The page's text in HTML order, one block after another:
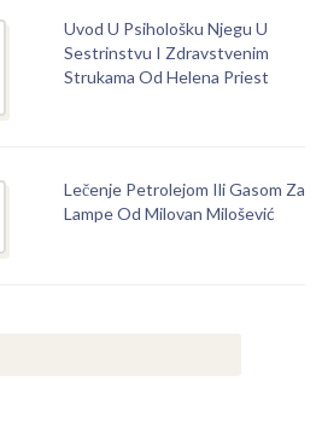
Uvod U Psihološku Njegu U
Sestrinstvu I Zdravstvenim
Strukama Od Helena Priest
Lečenje Petrolejom Ili Gasom Za
Lampe Od Milovan Milošević